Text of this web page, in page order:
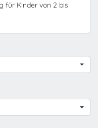
für Kinder von 2 bis